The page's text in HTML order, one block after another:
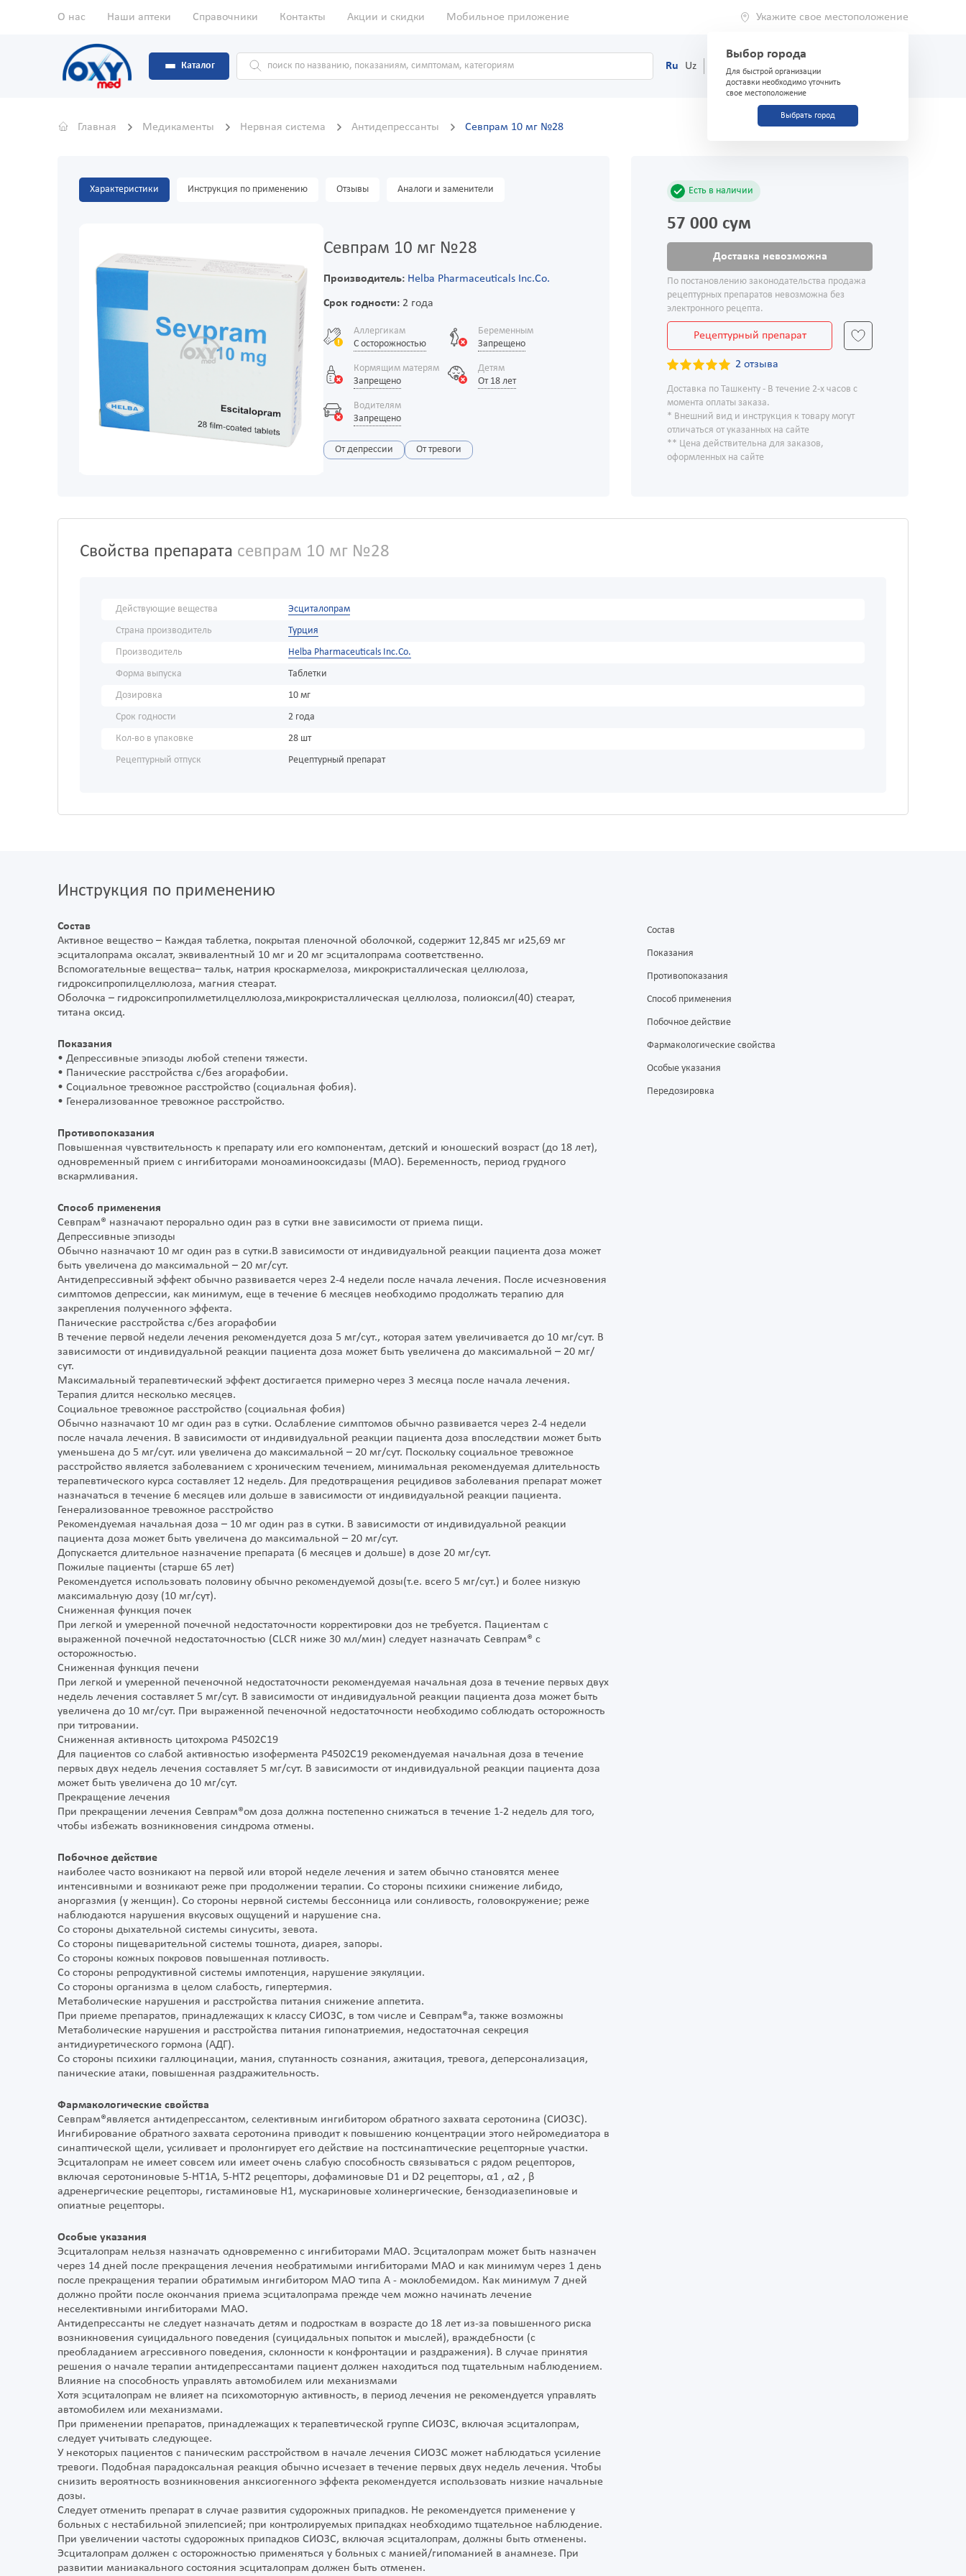
О нас Наши аптеки Справочники Контакты Акции и скидки Мобильное приложение Укажите свое местоположение
Выбор города
Для быстрой организации
доставки необходимо уточнить
свое местоположение
Выбрать город
Каталог Ru Uz (71) 200-03-03
Главная Медикаменты Нервная система Антидепрессанты Севпрам 10 мг №28
Характеристики Инструкция по применению Отзывы Аналоги и заменители
Севпрам 10 мг №28
Производитель: Helba Pharmaceuticals Inc.Co.
Срок годности:2 года
Аллергикам
С осторожностью
Беременным
Запрещено
Кормящим матерям
Запрещено
Детям
От 18 лет
Водителям
Запрещено
От депрессии От тревоги
Есть в наличии
57 000 сум
Доставка невозможна
По постановлению законодательства продажа
рецептурных препаратов невозможна без
электронного рецепта.
Рецептурный препарат
2 отзыва
Доставка по Ташкенту - В течение 2-х часов с
момента оплаты заказа.
* Внешний вид и инструкция к товару могут
отличаться от указанных на сайте
** Цена действительна для заказов,
оформленных на сайте
Свойства препарата севпрам 10 мг №28
Действующие вещества
Эсциталопрам
Страна производитель
Турция
Производитель
Helba Pharmaceuticals Inc.Co.
Форма выпуска
Таблетки
Дозировка
10 мг
Срок годности
2 года
Кол-во в упаковке
28 шт
Рецептурный отпуск
Рецептурный препарат
Инструкция по применению
Состав
Активное вещество – Каждая таблетка, покрытая пленочной оболочкой, содержит 12,845 мг и25,69 мг
эсциталопрама оксалат, эквивалентный 10 мг и 20 мг эсциталопрама соответственно.
Вспомогательные вещества– тальк, натрия кроскармелоза, микрокристаллическая целлюлоза,
гидроксипропилцеллюлоза, магния стеарат.
Оболочка – гидроксипропилметилцеллюлоза,микрокристаллическая целлюлоза, полиоксил(40) стеарат,
титана оксид.
Показания
• Депрессивные эпизоды любой степени тяжести.
• Панические расстройства с/без агорафобии.
• Социальное тревожное расстройство (социальная фобия).
• Генерализованное тревожное расстройство.
Противопоказания
Повышенная чувствительность к препарату или его компонентам, детский и юношеский возраст (до 18 лет),
одновременный прием с ингибиторами моноаминооксидазы (МАО). Беременность, период грудного
вскармливания.
Способ применения
Севпрам® назначают перорально один раз в сутки вне зависимости от приема пищи.
Депрессивные эпизоды
Обычно назначают 10 мг один раз в сутки.В зависимости от индивидуальной реакции пациента доза может
быть увеличена до максимальной – 20 мг/сут.
Антидепрессивный эффект обычно развивается через 2-4 недели после начала лечения. После исчезновения
симптомов депрессии, как минимум, еще в течение 6 месяцев необходимо продолжать терапию для
закрепления полученного эффекта.
Панические расстройства с/без агорафобии
В течение первой недели лечения рекомендуется доза 5 мг/сут., которая затем увеличивается до 10 мг/сут. В
зависимости от индивидуальной реакции пациента доза может быть увеличена до максимальной – 20 мг/
сут.
Максимальный терапевтический эффект достигается примерно через 3 месяца после начала лечения.
Терапия длится несколько месяцев.
Социальное тревожное расстройство (социальная фобия)
Обычно назначают 10 мг один раз в сутки. Ослабление симптомов обычно развивается через 2-4 недели
после начала лечения. В зависимости от индивидуальной реакции пациента доза впоследствии может быть
уменьшена до 5 мг/сут. или увеличена до максимальной – 20 мг/сут. Поскольку социальное тревожное
расстройство является заболеванием с хроническим течением, минимальная рекомендуемая длительность
терапевтического курса составляет 12 недель. Для предотвращения рецидивов заболевания препарат может
назначаться в течение 6 месяцев или дольше в зависимости от индивидуальной реакции пациента.
Генерализованное тревожное расстройство
Рекомендуемая начальная доза – 10 мг один раз в сутки. В зависимости от индивидуальной реакции
пациента доза может быть увеличена до максимальной – 20 мг/сут.
Допускается длительное назначение препарата (6 месяцев и дольше) в дозе 20 мг/сут.
Пожилые пациенты (старше 65 лет)
Рекомендуется использовать половину обычно рекомендуемой дозы(т.е. всего 5 мг/сут.) и более низкую
максимальную дозу (10 мг/сут).
Сниженная функция почек
При легкой и умеренной почечной недостаточности корректировки доз не требуется. Пациентам с
выраженной почечной недостаточностью (CLCR ниже 30 мл/мин) следует назначать Севпрам® с
осторожностью.
Сниженная функция печени
При легкой и умеренной печеночной недостаточности рекомендуемая начальная доза в течение первых двух
недель лечения составляет 5 мг/сут. В зависимости от индивидуальной реакции пациента доза может быть
увеличена до 10 мг/сут. При выраженной печеночной недостаточности необходимо соблюдать осторожность
при титровании.
Сниженная активность цитохрома Р4502C19
Для пациентов со слабой активностью изофермента Р4502C19 рекомендуемая начальная доза в течение
первых двух недель лечения составляет 5 мг/сут. В зависимости от индивидуальной реакции пациента доза
может быть увеличена до 10 мг/сут.
Прекращение лечения
При прекращении лечения Севпрам®ом доза должна постепенно снижаться в течение 1-2 недель для того,
чтобы избежать возникновения синдрома отмены.
Побочное действие
наиболее часто возникают на первой или второй неделе лечения и затем обычно становятся менее
интенсивными и возникают реже при продолжении терапии. Со стороны психики снижение либидо,
аноргазмия (у женщин). Со стороны нервной системы бессонница или сонливость, головокружение; реже
наблюдаются нарушения вкусовых ощущений и нарушение сна.
Со стороны дыхательной системы синуситы, зевота.
Со стороны пищеварительной системы тошнота, диарея, запоры.
Со стороны кожных покровов повышенная потливость.
Со стороны репродуктивной системы импотенция, нарушение эякуляции.
Со стороны организма в целом слабость, гипертермия.
Метаболические нарушения и расстройства питания снижение аппетита.
При приеме препаратов, принадлежащих к классу СИОЗС, в том числе и Севпрам®а, также возможны
Метаболические нарушения и расстройства питания гипонатриемия, недостаточная секреция
антидиуретического гормона (АДГ).
Со стороны психики галлюцинации, мания, спутанность сознания, ажитация, тревога, деперсонализация,
панические атаки, повышенная раздражительность.
Фармакологические свойства
Севпрам®является антидепрессантом, селективным ингибитором обратного захвата серотонина (СИОЗС).
Ингибирование обратного захвата серотонина приводит к повышению концентрации этого нейромедиатора в
синаптической щели, усиливает и пролонгирует его действие на постсинаптические рецепторные участки.
Эсциталопрам не имеет совсем или имеет очень слабую способность связываться с рядом рецепторов,
включая серотониновые 5-HT1А, 5-HT2 рецепторы, дофаминовые D1 и D2 рецепторы, α1 , α2 , β
адренергические рецепторы, гистаминовые H1, мускариновые холинергические, бензодиазепиновые и
опиатные рецепторы.
Особые указания
Эсциталопрам нельзя назначать одновременно с ингибиторами МАО. Эсциталопрам может быть назначен
через 14 дней после прекращения лечения необратимыми ингибиторами МАО и как минимум через 1 день
после прекращения терапии обратимым ингибитором МАО типа А - моклобемидом. Как минимум 7 дней
должно пройти после окончания приема эсциталопрама прежде чем можно начинать лечение
неселективными ингибиторами МАО.
Антидепрессанты не следует назначать детям и подросткам в возрасте до 18 лет из-за повышенного риска
возникновения суицидального поведения (суицидальных попыток и мыслей), враждебности (с
преобладанием агрессивного поведения, склонности к конфронтации и раздражения). В случае принятия
решения о начале терапии антидепрессантами пациент должен находиться под тщательным наблюдением.
Влияние на способность управлять автомобилем или механизмами
Хотя эсциталопрам не влияет на психомоторную активность, в период лечения не рекомендуется управлять
автомобилем или механизмами.
При применении препаратов, принадлежащих к терапевтической группе СИОЗС, включая эсциталопрам,
следует учитывать следующее.
У некоторых пациентов с паническим расстройством в начале лечения СИОЗС может наблюдаться усиление
тревоги. Подобная парадоксальная реакция обычно исчезает в течение первых двух недель лечения. Чтобы
снизить вероятность возникновения анксиогенного эффекта рекомендуется использовать низкие начальные
дозы.
Следует отменить препарат в случае развития судорожных припадков. Не рекомендуется применение у
больных с нестабильной эпилепсией; при контролируемых припадках необходимо тщательное наблюдение.
При увеличении частоты судорожных припадков СИОЗС, включая эсциталопрам, должны быть отменены.
Эсциталопрам должен с осторожностью применяться у больных с манией/гипоманией в анамнезе. При
развитии маниакального состояния эсциталопрам должен быть отменен.
Состав
Показания
Противопоказания
Способ применения
Побочное действие
Фармакологические свойства
Особые указания
Передозировка